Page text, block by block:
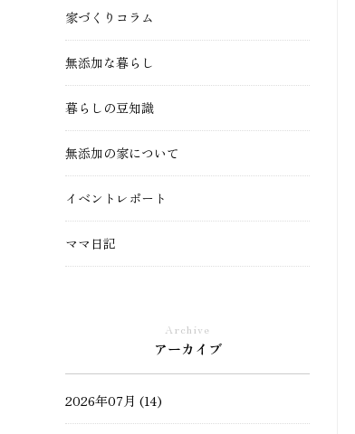
家づくりコラム
無添加な暮らし
暮らしの豆知識
無添加の家について
イベントレポート
ママ日記
土地・不動産情報
モデルハウスができるまで
ペットと暮らす家
Archive
アーカイブ
2026年07月 (14)